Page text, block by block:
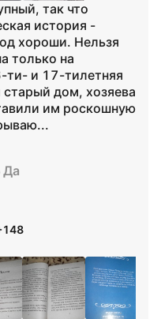
так что
история -
хороши. Нельзя
только на
и 17-тилетняя
дом, хозяева
им роскошную
Да